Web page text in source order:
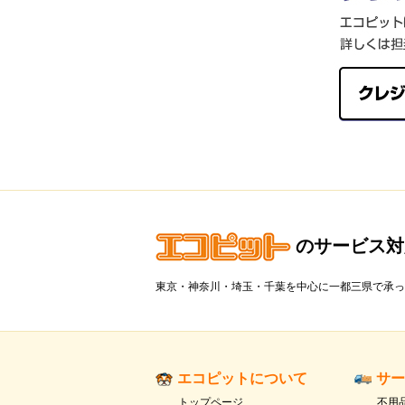
のサービス
東京・神奈川・埼玉・千葉を中心に一都三県で承
エコピットについて
トップページ
サ
不用